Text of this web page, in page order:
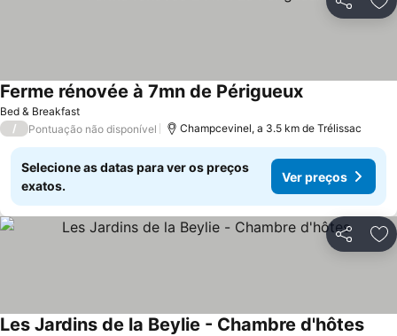
Partilhar
Bed & Breakfast
Ferme rénovée à 7mn de Périgueux
/ Pontuação não disponível Champcevinel, a 3.5 km de Trélissac
Selecione as datas para ver os preços
exatos.
Ver preços
Partilhar
Les Jardins de la Beylie - Chambre d'hôtes